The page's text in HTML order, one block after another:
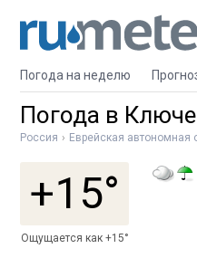
Погода на неделю
Погода в
Россия Еврейская автономная
+15°
Ощущается как +15°